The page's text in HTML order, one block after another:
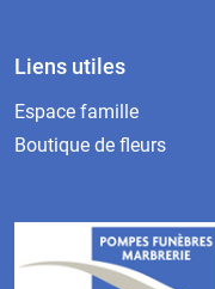
Liens utiles
Espace famille
Boutique de fleurs